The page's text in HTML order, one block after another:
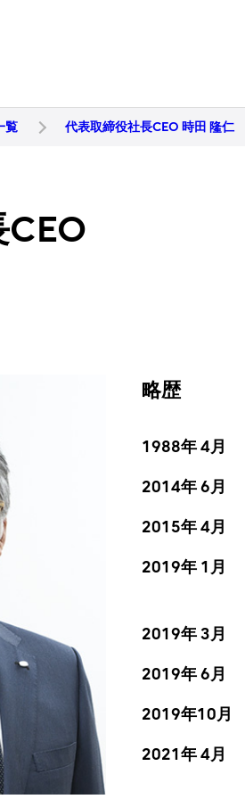
覧 代表取締役社長CEO 時田 隆仁
略歴
1988年 4月
2014年 6月
2015年 4月
2019年 1月
2019年 3月
2019年 6月
2019年10月
2021年 4月